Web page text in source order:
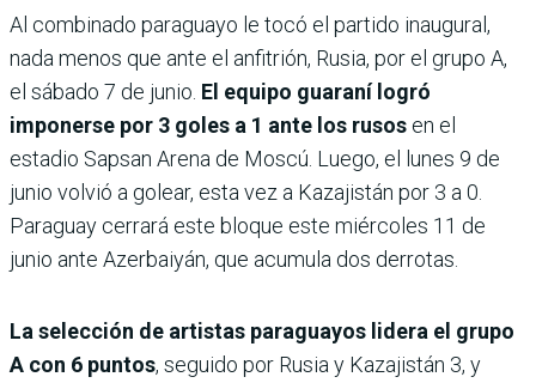
Al combinado paraguayo le tocó el partido inaugural,
nada menos que ante el anfitrión, Rusia, por el grupo A,
el sábado 7 de junio. El equipo guaraní logró
imponerse por 3 goles a 1 ante los rusos en el
estadio Sapsan Arena de Moscú. Luego, el lunes 9 de
junio volvió a golear, esta vez a Kazajistán por 3 a 0.
Paraguay cerrará este bloque este miércoles 11 de
junio ante Azerbaiyán, que acumula dos derrotas.
La selección de artistas paraguayos lidera el grupo
A con 6 puntos, seguido por Rusia y Kazajistán 3, y